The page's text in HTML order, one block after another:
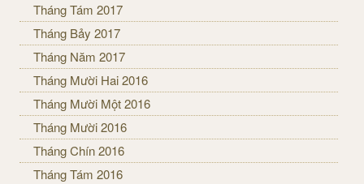
Tháng Tám 2017
Tháng Bảy 2017
Tháng Năm 2017
Tháng Mười Hai 2016
Tháng Mười Một 2016
Tháng Mười 2016
Tháng Chín 2016
Tháng Tám 2016